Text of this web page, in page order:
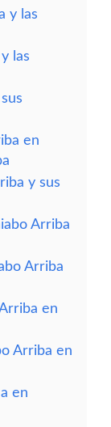
y las
las
en
y sus
Arriba
Arriba
en
Arriba en
en